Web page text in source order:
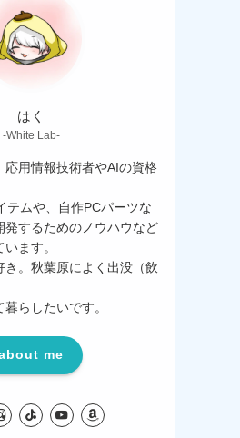
はく
-White Lab-
応用情報技術者やAIの資格
テムや、自作PCパーツな
発するためのノウハウなど
ます。
き。秋葉原によく出没（飲
らしたいです。
me